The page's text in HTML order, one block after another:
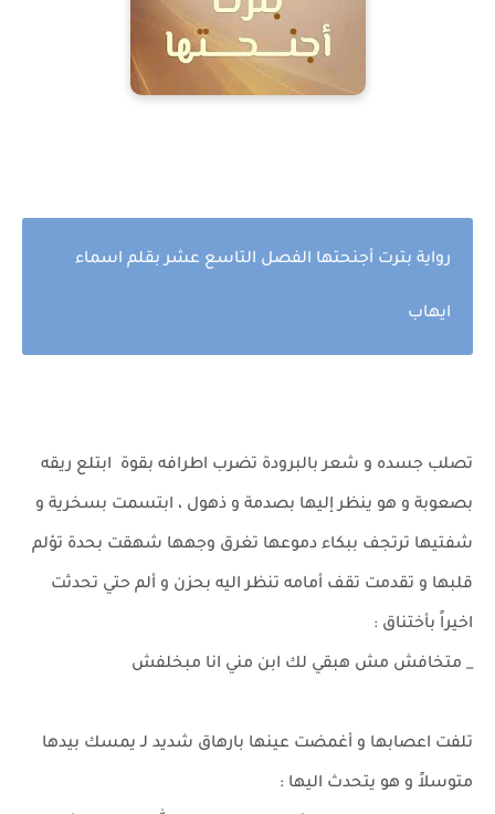
رواية بترت أجنحتها الفصل التاسع عشر بقلم اسماء
ايهاب
تصلب جسده و شعر بالبرودة تضرب اطرافه بقوة ابتلع ريقه
بصعوبة و هو ينظر إليها بصدمة و ذهول ، ابتسمت بسخرية و
شفتيها ترتجف ببكاء دموعها تغرق وجهها شهقت بحدة تؤلم
قلبها و تقدمت تقف أمامه تنظر اليه بحزن و ألم حتي تحدثت
اخيراً بأختناق :
_ متخافش مش هبقي لك ابن مني انا مبخلفش
تلفت اعصابها و أغمضت عينها بارهاق شديد لـ يمسك بيدها
متوسلاً و هو يتحدث اليها :